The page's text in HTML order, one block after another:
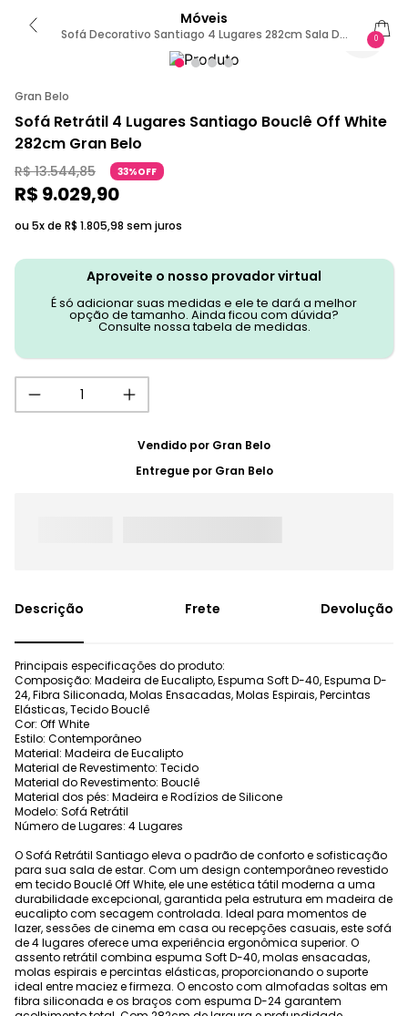
Móveis
Sofá Decorativo Santiago 4 Lugares 282cm Sala De
Estar Retrátil Modulado Bouclê Off White G89 - Gran
Belo
0
Gran Belo
Sofá Retrátil 4 Lugares Santiago Bouclê Off White
282cm Gran Belo
R$ 13.544,85 33%OFF
R$ 9.029,90
ou 5x de R$ 1.805,98 sem juros
Aproveite o nosso provador virtual
É só adicionar suas medidas e ele te dará a melhor
opção de tamanho. Ainda ficou com dúvida?
Consulte nossa tabela de medidas.
Vendido por Gran Belo
Entregue por Gran Belo
Frete Devolução
Principais especificações do produto:
Composição: Madeira de Eucalipto, Espuma Soft D-40, Espuma D-
24, Fibra Siliconada, Molas Ensacadas, Molas Espirais, Percintas
Elásticas, Tecido Bouclê
Cor: Off White
Estilo: Contemporâneo
Material: Madeira de Eucalipto
Material de Revestimento: Tecido
Material do Revestimento: Bouclê
Material dos pés: Madeira e Rodízios de Silicone
Modelo: Sofá Retrátil
Número de Lugares: 4 Lugares
O Sofá Retrátil Santiago eleva o padrão de conforto e sofisticação
para sua sala de estar. Com um design contemporâneo revestido
em tecido Bouclê Off White, ele une estética tátil moderna a uma
durabilidade excepcional, garantida pela estrutura em madeira de
eucalipto com secagem controlada. Ideal para momentos de
lazer, sessões de cinema em casa ou recepções casuais, este sofá
de 4 lugares oferece uma experiência ergonômica superior. O
assento retrátil combina espuma Soft D-40, molas ensacadas,
molas espirais e percintas elásticas, proporcionando o suporte
ideal entre maciez e firmeza. O encosto com almofadas soltas em
fibra siliconada e os braços com espuma D-24 garantem